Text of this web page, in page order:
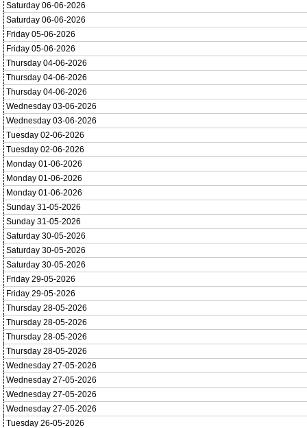
Saturday 06-06-2026
Saturday 06-06-2026
Friday 05-06-2026
Friday 05-06-2026
Thursday 04-06-2026
Thursday 04-06-2026
Thursday 04-06-2026
Wednesday 03-06-2026
Wednesday 03-06-2026
Tuesday 02-06-2026
Tuesday 02-06-2026
Monday 01-06-2026
Monday 01-06-2026
Monday 01-06-2026
Sunday 31-05-2026
Sunday 31-05-2026
Saturday 30-05-2026
Saturday 30-05-2026
Saturday 30-05-2026
Friday 29-05-2026
Friday 29-05-2026
Thursday 28-05-2026
Thursday 28-05-2026
Thursday 28-05-2026
Thursday 28-05-2026
Wednesday 27-05-2026
Wednesday 27-05-2026
Wednesday 27-05-2026
Wednesday 27-05-2026
Tuesday 26-05-2026